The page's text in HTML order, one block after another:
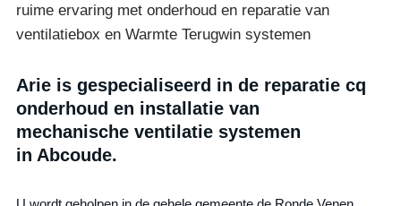
ruime ervaring met onderhoud en reparatie van
ventilatiebox en Warmte Terugwin systemen
Arie is gespecialiseerd in de reparatie cq
onderhoud en installatie van
mechanische ventilatie systemen
in Abcoude.